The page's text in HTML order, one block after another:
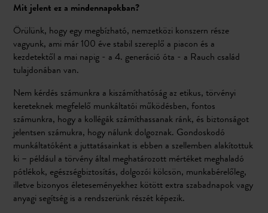
Mit jelent ez a mindennapokban?
Örülünk, hogy egy megbízható, nemzetközi konszern része
vagyunk, ami már 100 éve stabil szereplő a piacon és a
kezdetektől a mai napig - a 4. generáció óta - a Rauch család
tulajdonában van.
Nem kérdés számunkra a kiszámíthatóság az etikus, törvényi
kereteknek megfelelő munkáltatói működésben, fontos
számunkra, hogy a kollégák számíthassanak ránk, és biztonságot
jelentsen számukra, hogy nálunk dolgoznak. Gondoskodó
munkáltatóként a juttatásainkat is ebben a szellemben alakítottuk
ki – például a törvény által meghatározott mértéket meghaladó
pótlékok, egészségbiztosítás, dolgozói kölcsön, munkabérelőleg,
illetve bizonyos életeseményekhez kötött extra szabadnapok vagy
anyagi segítség is a rendszerünk részét képezik.